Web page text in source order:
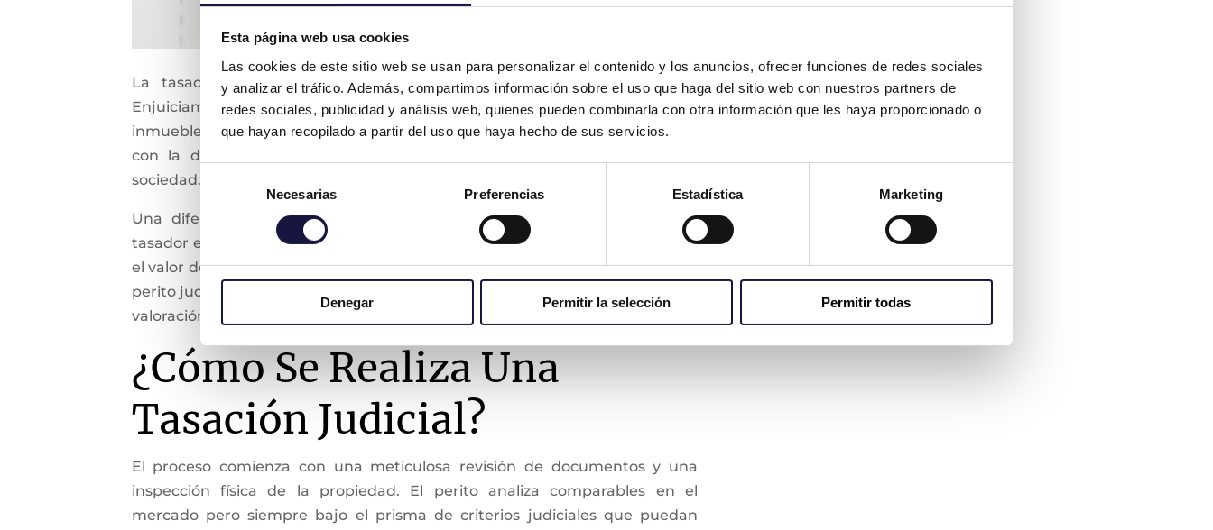
Esta página web usa cookies
Las cookies de este sitio web se usan para personalizar el contenido y los anuncios, ofrecer funciones de redes sociales
y analizar el tráfico. Además, compartimos información sobre el uso que haga del sitio web con nuestros partners de
redes sociales, publicidad y análisis web, quienes pueden combinarla con otra información que les haya proporcionado o
que hayan recopilado a partir del uso que haya hecho de sus servicios.
consentimiento
Necesarias Preferencias Estadística Marketing
Denegar Permitir la selección Permitir todas
La tasación judicial, que debe ser realizada conforme a la Ley de
Enjuiciamiento Civil, es un informe pericial que establece el valor real de un
inmueble. Este tipo de tasación es esencial en casos judiciales relacionados
con la distribución de activos, ya sea por herencias o disoluciones de
sociedad.
Una diferencia notable entre el perito judicial inmobiliario y un perito
tasador es su implicación legal. Mientras que el tasador puede enfocarse en
el valor de mercado de la propiedad para fines comerciales o hipotecarios, el
perito judicial se concentra en valores para fines legales, garantizando que la
valoración sea aceptada en tribunales.
¿Cómo Se Realiza Una
Tasación Judicial?
El proceso comienza con una meticulosa revisión de documentos y una
inspección física de la propiedad. El perito analiza comparables en el
mercado pero siempre bajo el prisma de criterios judiciales que puedan